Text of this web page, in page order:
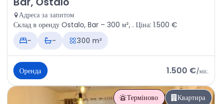
Адреса за запитом
Склад в оренду Ostalo, Bar – 300 м², . Ціна: 1.500 €
-
- 300 m²
Оренда 1.500 €/міс.
Терміново Квартира